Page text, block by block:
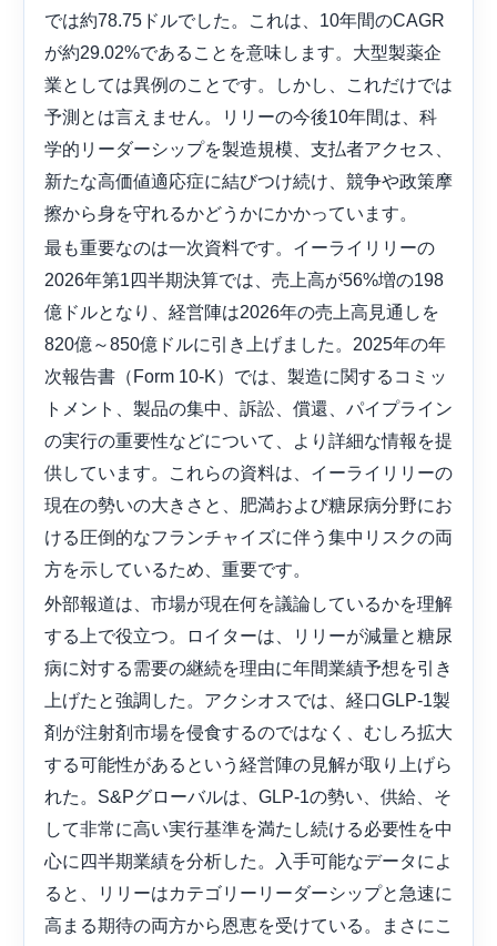
では約78.75ドルでした。これは、10年間のCAGR
が約29.02%であることを意味します。大型製薬企
業としては異例のことです。しかし、これだけでは
予測とは言えません。リリーの今後10年間は​​、科
学的リーダーシップを製造規模、支払者アクセス、
新たな高価値適応症に結びつけ続け、競争や政策摩
擦から身を守れるかどうかにかかっています。
最も重要なのは一次資料です。イーライリリーの
2026年第1四半期決算では、売上高が56%増の198
億ドルとなり、経営陣は2026年の売上高見通しを
820億～850億ドルに引き上げました。2025年の年
次報告書（Form 10-K）では、製造に関するコミッ
トメント、製品の集中、訴訟、償還、パイプライン
の実行の重要性などについて、より詳細な情報を提
供しています。これらの資料は、イーライリリーの
現在の勢いの大きさと、肥満および糖尿病分野にお
ける圧倒的なフランチャイズに伴う集中リスクの両
方を示しているため、重要です。
外部報道は、市場が現在何を議論しているかを理解
する上で役立つ。ロイターは、リリーが減量と糖尿
病に対する需要の継続を理由に年間業績予想を引き
上げたと強調した。アクシオスでは、経口GLP-1製
剤が注射剤市場を侵食するのではなく、むしろ拡大
する可能性があるという経営陣の見解が取り上げら
れた。S&Pグローバルは、GLP-1の勢い、供給、そ
して非常に高い実行基準を満たし続ける必要性を中
心に四半期業績を分析した。入手可能なデータによ
ると、リリーはカテゴリーリーダーシップと急速に
高まる期待の両方から恩恵を受けている。まさにこ